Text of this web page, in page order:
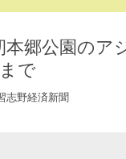
本郷公園のア
で
志野経済新聞